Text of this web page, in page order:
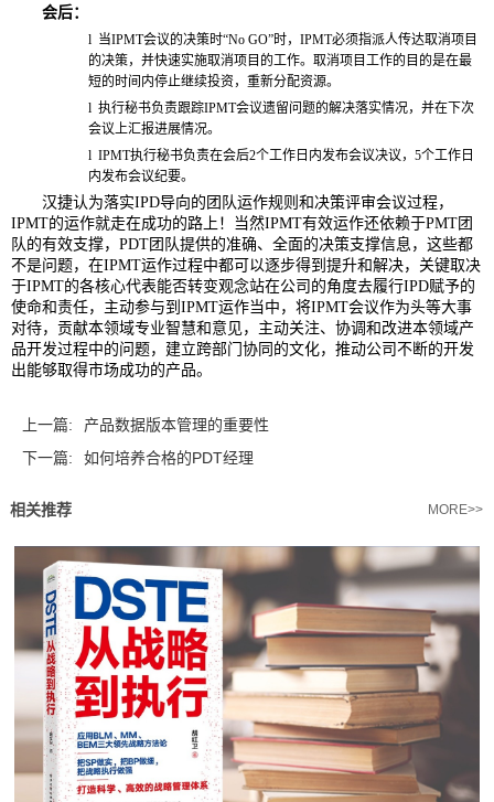
会后：
l 当IPMT会议的决策时“No GO”时，IPMT必须指派人传达取消项目
的决策，并快速实施取消项目的工作。取消项目工作的目的是在最
短的时间内停止继续投资，重新分配资源。
l 执行秘书负责跟踪IPMT会议遗留问题的解决落实情况，并在下次
会议上汇报进展情况。
l IPMT执行秘书负责在会后2个工作日内发布会议决议，5个工作日
内发布会议纪要。
汉捷认为落实IPD导向的团队运作规则和决策评审会议过程，
IPMT的运作就走在成功的路上！当然IPMT有效运作还依赖于PMT团
队的有效支撑，PDT团队提供的准确、全面的决策支撑信息，这些都
不是问题，在IPMT运作过程中都可以逐步得到提升和解决，关键取决
于IPMT的各核心代表能否转变观念站在公司的角度去履行IPD赋予的
使命和责任，主动参与到IPMT运作当中，将IPMT会议作为头等大事
对待，贡献本领域专业智慧和意见，主动关注、协调和改进本领域产
品开发过程中的问题，建立跨部门协同的文化，推动公司不断的开发
出能够取得市场成功的产品。
上一篇:
产品数据版本管理的重要性
下一篇:
如何培养合格的PDT经理
相关推荐 MORE>>